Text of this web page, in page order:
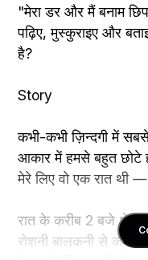
"मेरा डर और मैं बनाम
पढ़िए, मुस्कुराइए और
है?
Story
कभी-कभी ज़िन्दगी में
आकार में हमसे बहुत छोटे
मेरे लिए वो एक रात थी
रात के करीब 2 बजे थे।
रोशनी बालकनी से कमरे